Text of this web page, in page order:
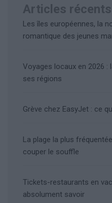
Articles récents
Les îles européennes, la
romantique des jeunes
Voyages locaux en 2026 :
ses régions
Grève chez EasyJet : ce
La plage la plus
couper le souffle
Tickets-restaurants en
absolument savoir